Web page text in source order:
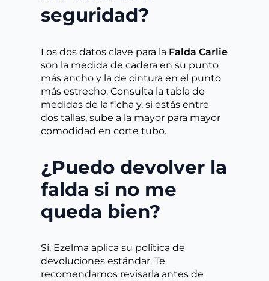
seguridad?
Los dos datos clave para la Falda Carlie
son la medida de cadera en su punto
más ancho y la de cintura en el punto
más estrecho. Consulta la tabla de
medidas de la ficha y, si estás entre
dos tallas, sube a la mayor para mayor
comodidad en corte tubo.
¿Puedo devolver la
falda si no me
queda bien?
Sí. Ezelma aplica su política de
devoluciones estándar. Te
recomendamos revisarla antes de